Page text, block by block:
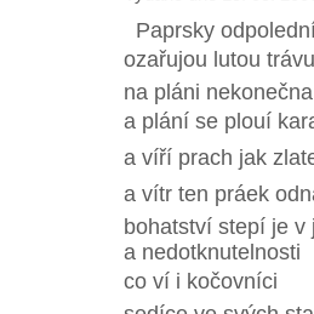
Paprsky
ozařujou lutou trávu
na pláni nekonečna
a plání se plouí
a víří prach jak
a vítr ten práek
bohatství stepí je v
a nedotknutelnosti
co ví i kočovníci